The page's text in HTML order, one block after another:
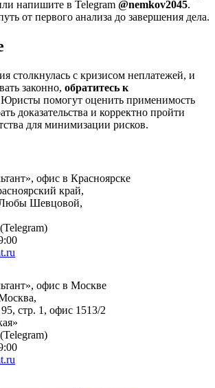
напишите в Telegram @nemkov2045.
от первого анализа до завершения дела.
столкнулась с кризисом неплатежей, и
законно, обратитесь к
помогут оценить применимость
доказательства и корректно пройти
для минимизации рисков.
офис в Красноярске
край,
Любы Шевцовой,
(Telegram)
офис в Москве
стр. 1, офис 1513/2
(Telegram)